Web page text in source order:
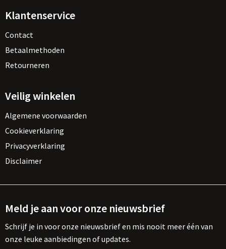
Klantenservice
Contact
Betaalmethoden
Retourneren
Veilig winkelen
Algemene voorwaarden
Cookieverklaring
Privacyverklaring
Disclaimer
Meld je aan voor onze nieuwsbrief
Schrijf je in voor onze nieuwsbrief en mis nooit meer één van
onze leuke aanbiedingen of updates.